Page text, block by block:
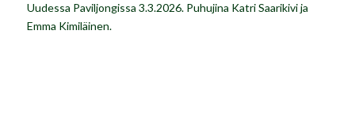
Uudessa Paviljongissa 3.3.2026. Puhujina Katri Saarikivi ja
Emma Kimiläinen.